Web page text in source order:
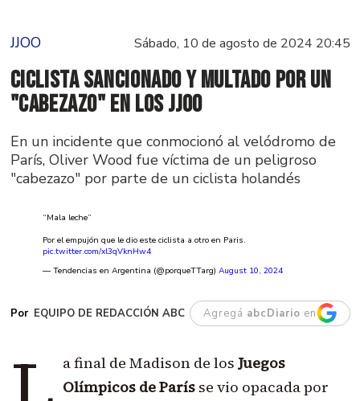
JJOO Sábado, 10 de agosto de 2024 20:45
Ciclista sancionado y multado por un
"cabezazo" en los JJOO
En un incidente que conmocionó al velódromo de
París, Oliver Wood fue víctima de un peligroso
"cabezazo" por parte de un ciclista holandés
EQUIPO DE REDACCIÓN ABC Agregá abcDiario en
“Mala leche”
Por el empujón que le dio este ciclista a otro en Paris.
pic.twitter.com/xl3qVknHw4
— Tendencias en Argentina (@porqueTTarg) August 10, 2024
a final de Madison de los Juegos
Olímpicos de París se vio opacada por